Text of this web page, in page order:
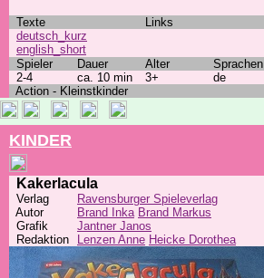
Texte
Links
deutsch_kurz
english_short
Spieler
Dauer Alter Sprachen
2-4
ca. 10 min 3+ de
Action - Kleinstkinder
KINDER
Kakerlacula
Verlag
Ravensburger Spieleverlag
Autor
Brand Inka Brand Markus
Grafik
Jantner Janos
Redaktion
Lenzen Anne Heicke Dorothea